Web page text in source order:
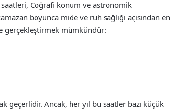
saatleri, Coğrafi konum ve astronomik
boyunca mide ve ruh sağlığı açısından en
gerçekleştirmek mümkündür:
geçerlidir. Ancak, her yıl bu saatler bazı küçük